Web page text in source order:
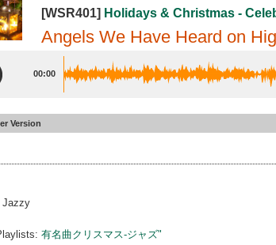
[WSR401] Holidays & Christmas -
Angels We Have Heard on
00:00
Version
Jazzy
有名曲クリスマス-ジャズ"